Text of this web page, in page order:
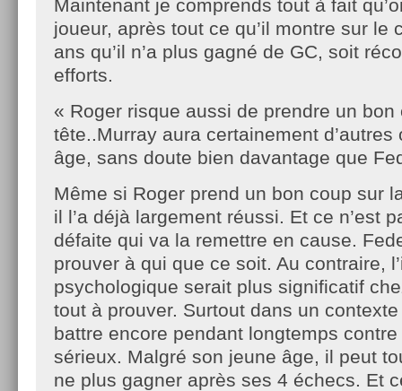
Maintenant je comprends tout à fait
joueur, après tout ce qu’il montre sur le
ans qu’il n’a plus gagné de GC, soit
efforts.
« Roger risque aussi de prendre un bon
tête..Murray aura certainement
âge, sans doute bien davantage que
Même si Roger prend un bon coup sur
il l’a déjà largement réussi. Et ce n’est
défaite qui va la remettre en cause.
prouver à qui que ce soit. Au contraire,
psychologique serait plus significatif
tout à prouver. Surtout dans un
battre encore pendant longtemps
sérieux. Malgré son jeune âge, il peut
ne plus gagner après ses 4 échecs. Et